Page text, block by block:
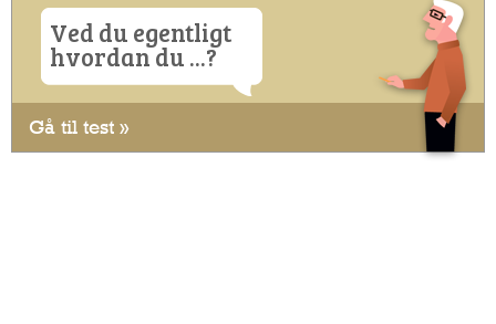
Ved du egentligt
hvordan du ...?
Gå til test »